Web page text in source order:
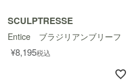
SCULPTRESSE
Entice ブラジリアンブリーフ
¥8,195税込